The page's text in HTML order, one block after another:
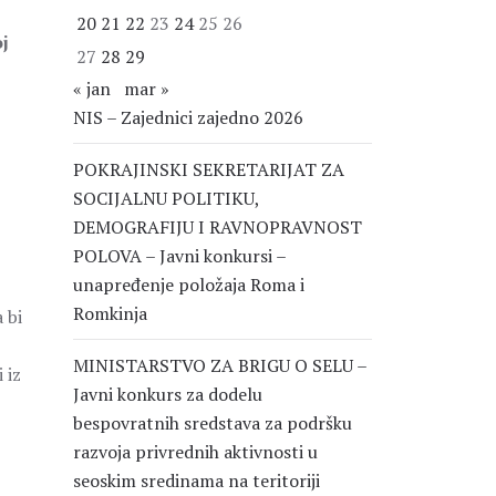
bi
iz
20 21 22 23 24 25 26
27 28 29
« jan mar »
NIS – Zajednici zajedno 2026
POKRAJINSKI SEKRETARIJAT ZA
SOCIJALNU POLITIKU,
DEMOGRAFIJU I RAVNOPRAVNOST
POLOVA – Javni konkursi –
unapređenje položaja Roma i
Romkinja
MINISTARSTVO ZA BRIGU O SELU –
Javni konkurs za dodelu
bespovratnih sredstava za podršku
razvoja privrednih aktivnosti u
seoskim sredinama na teritoriji